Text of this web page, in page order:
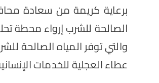
برعاية كريمة من سعادة
والتي توفر المياه الصالحة
عطاء العجلية للخدمات